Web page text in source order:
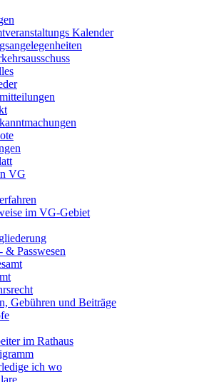
Kalender
VG
im VG-Gebiet
& Passwesen
Gebühren und Beiträge
im Rathaus
ich wo